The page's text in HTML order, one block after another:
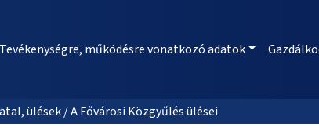
Tevékenységre, működésre vonatkozó adatok
ülések / A Fővárosi Közgyűlés ülései